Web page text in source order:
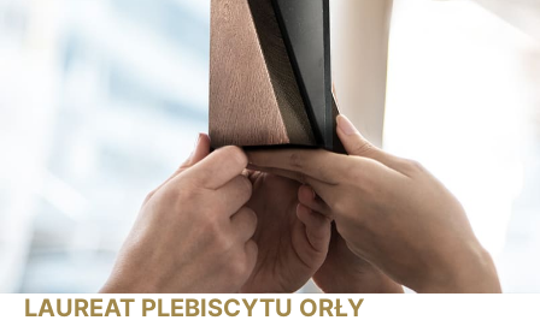
LAUREAT PLEBISCYTU ORŁY